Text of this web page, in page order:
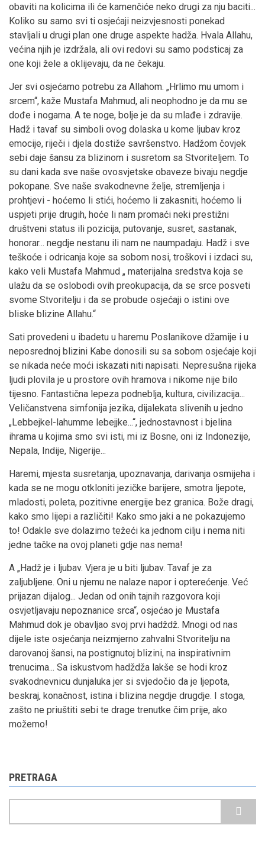
obaviti na kolicima ili će kamenčiće neko drugi za nju baciti...
Koliko su samo svi ti osjećaji neizvjesnosti ponekad
stavljali u drugi plan one druge aspekte hadža. Hvala Allahu,
većina njih je izdržala, ali ovi redovi su samo podsticaj za
one koji žele a oklijevaju, da ne čekaju.
Jer svi osjećamo potrebu za Allahom. „Hrlimo mu umom i
srcem“, kaže Mustafa Mahmud, ali neophodno je da mu se
dođe i nogama. A te noge, bolje je da su mlađe i zdravije.
Hadž i tavaf su simboli ovog dolaska u kome ljubav kroz
emocije, riječi i djela dostiže savršenstvo. Hadžom čovjek
sebi daje šansu za blizinom i susretom sa Stvoriteljem. To
su dani kada sve naše ovosvjetske obaveze bivaju negdje
pokopane. Sve naše svakodnevne želje, stremljenja i
prohtjevi - hoćemo li stići, hoćemo li zakasniti, hoćemo li
uspjeti prije drugih, hoće li nam promaći neki prestižni
društveni status ili pozicija, putovanje, susret, sastanak,
honorar... negdje nestanu ili nam ne naumpadaju. Hadž i sve
teškoće i odricanja koje sa sobom nosi, troškovi i izdaci su,
kako veli Mustafa Mahmud „ materijalna sredstva koja se
ulažu da se oslobodi ovih preokupacija, da se srce posveti
svome Stvoritelju i da se probude osjećaji o istini ove
bliske blizine Allahu.“
Sati provedeni u ibadetu u haremu Poslanikove džamije i u
neposrednoj blizini Kabe donosili su sa sobom osjećaje koji
se nikada neće moći iskazati niti napisati. Nepresušna rijeka
ljudi plovila je u prostore ovih hramova i nikome nije bilo
tijesno. Fantastična lepeza podneblja, kultura, civilizacija...
Veličanstvena simfonija jezika, dijalekata slivenih u jedno
„Lebbejkel-lahumme lebejjke...“, jednostavnost i bjelina
ihrama u kojima smo svi isti, mi iz Bosne, oni iz Indonezije,
Nepala, Indije, Nigerije...
Haremi, mjesta susretanja, upoznavanja, darivanja osmijeha i
kada se ne mogu otkloniti jezičke barijere, smotra ljepote,
mladosti, poleta, pozitivne energije bez granica. Bože dragi,
kako smo lijepi a različiti! Kako smo jaki a ne pokazujemo
to! Odakle sve dolazimo težeći ka jednom cilju i nema niti
jedne tačke na ovoj planeti gdje nas nema!
A „Hadž je i ljubav. Vjera je u biti ljubav. Tavaf je za
zaljubljene. Oni u njemu ne nalaze napor i opterećenje. Već
prijazan dijalog... Jedan od onih tajnih razgovora koji
osvjetljavaju nepoznanice srca“, osjećao je Mustafa
Mahmud dok je obavljao svoj prvi hadždž. Mnogi od nas
dijele iste osjećanja neizmjerno zahvalni Stvoritelju na
darovanoj šansi, na postignutoj blizini, na inspirativnim
trenucima... Sa iskustvom hadždža lakše se hodi kroz
svakodnevnicu dunjaluka jer si svjedočio da je ljepota,
beskraj, konačnost, istina i blizina negdje drugdje. I stoga,
zašto ne priuštiti sebi te drage trenutke čim prije, ako
možemo!
PRETRAGA